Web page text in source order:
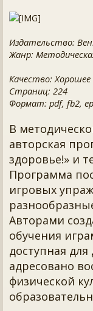
Издательство:
Жанр:
Качество: Хорошее
Страниц: 224
Формат: pdf, fb2,
В
авторская
здоровье!» и
Программа
игровых
Авторами
обучения
доступная
адресовано
физической